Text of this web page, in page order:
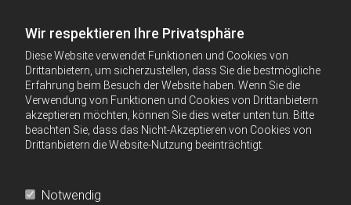
Wir respektieren Ihre Privatsphäre
Diese Website verwendet Funktionen und Cookies von
Drittanbietern, um sicherzustellen, dass Sie die bestmögliche
Erfahrung beim Besuch der Website haben. Wenn Sie die
Verwendung von Funktionen und Cookies von Drittanbietern
akzeptieren möchten, können Sie dies weiter unten tun. Bitte
beachten Sie, dass das Nicht-Akzeptieren von Cookies von
Drittanbietern die Website-Nutzung beeinträchtigt.
Notwendig